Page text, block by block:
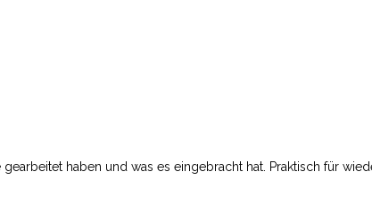
haben und was es eingebracht hat. Praktisch für